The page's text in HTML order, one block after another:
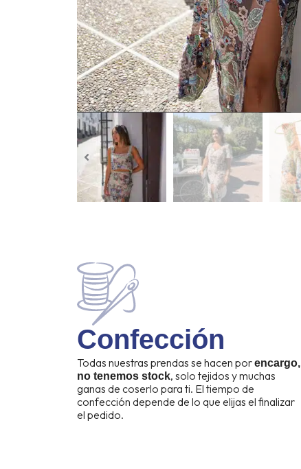
Confección
Todas nuestras prendas se hacen porencargo,
no tenemos stock, solo tejidos y muchas
ganas de coserlo para ti. El tiempo de
confección depende de lo que elijas el finalizar
el pedido.